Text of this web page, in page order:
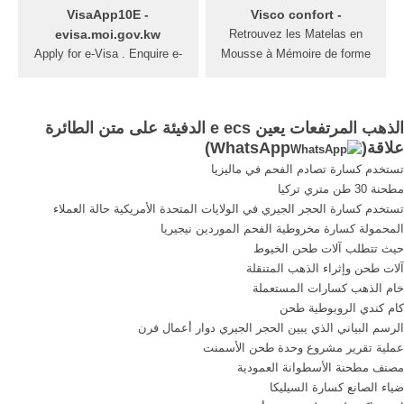
take action.
VisaApp10E -
evisa.moi.gov.kw
Apply for e-Visa . Enquire e-
Transactions . E-Forms قرار
Visa Selection Criteria ...
- Visco confort
Retrouvez les Matelas en
Mousse à Mémoire de forme
Mémoire de forme sont des
Matelas destinés aux
personnes souhaitant garder
une certaine indépendance
de couchage et s'endormir
sur un Matelas qui épouse
parfaitement les formes du
corps.
الذهب المرتفعات يعين e ecs الدفيئة على متن الطائرة
علاقة(
WhatsApp
)
تستخدم كسارة تصادم الفحم في ماليزيا
مطحنة 30 طن متري تركيا
تستخدم كسارة الحجر الجيري في الولايات المتحدة الأمريكية حالة العملاء
المحمولة كسارة مخروطية الفحم الموردين نيجيريا
حيث تتطلب آلات طحن الخيوط
آلات طحن وإثراء الذهب المتنقلة
خام الذهب كسارات المستعملة
كام كندي الروبوطية طحن
الرسم البياني الذي يبين الحجر الجيري دوار أعمال فرن
عملية تقرير مشروع وحدة طحن الأسمنت
مصنف مطحنة الأسطوانة العمودية
ضياء الصانع كسارة السيليكا